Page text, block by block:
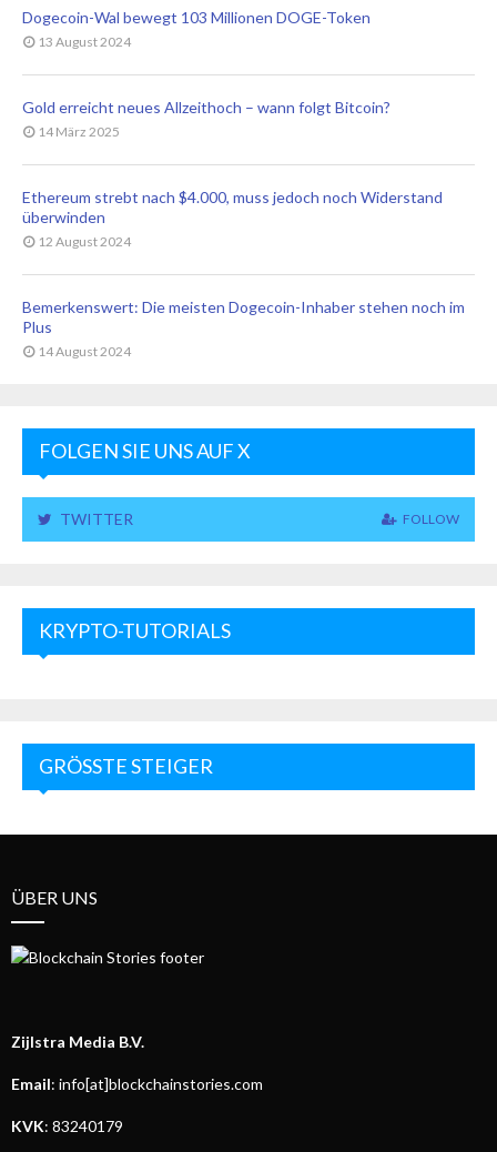
Dogecoin-Wal bewegt 103 Millionen DOGE-Token
13 August 2024
Gold erreicht neues Allzeithoch – wann folgt Bitcoin?
14 März 2025
Ethereum strebt nach $4.000, muss jedoch noch Widerstand
überwinden
12 August 2024
Bemerkenswert: Die meisten Dogecoin-Inhaber stehen noch im
Plus
14 August 2024
FOLGEN SIE UNS AUF X
TWITTER FOLLOW
KRYPTO-TUTORIALS
GRÖSSTE STEIGER
ÜBER UNS
Zijlstra Media B.V.
Email: info[at]blockchainstories.com
KVK: 83240179